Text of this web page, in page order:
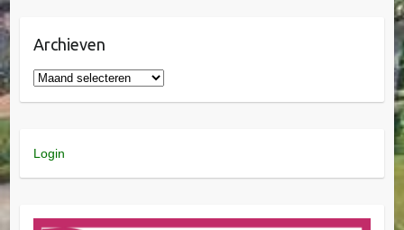
Archieven
Archieven
Login